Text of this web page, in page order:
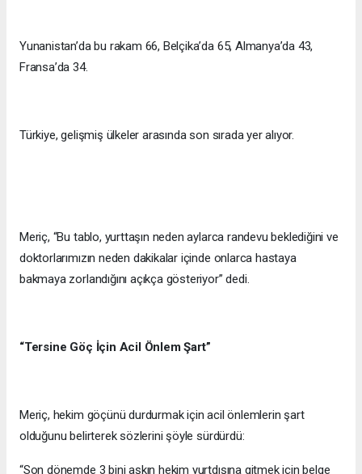
Yunanistan’da bu rakam 66, Belçika’da 65, Almanya’da 43,
Fransa’da 34.
Türkiye, gelişmiş ülkeler arasında son sırada yer alıyor.
Meriç, “Bu tablo, yurttaşın neden aylarca randevu beklediğini ve
doktorlarımızın neden dakikalar içinde onlarca hastaya
bakmaya zorlandığını açıkça gösteriyor” dedi.
“Tersine Göç İçin Acil Önlem Şart”
Meriç, hekim göçünü durdurmak için acil önlemlerin şart
olduğunu belirterek sözlerini şöyle sürdürdü:
“Son dönemde 3 bini aşkın hekim yurtdışına gitmek için belge